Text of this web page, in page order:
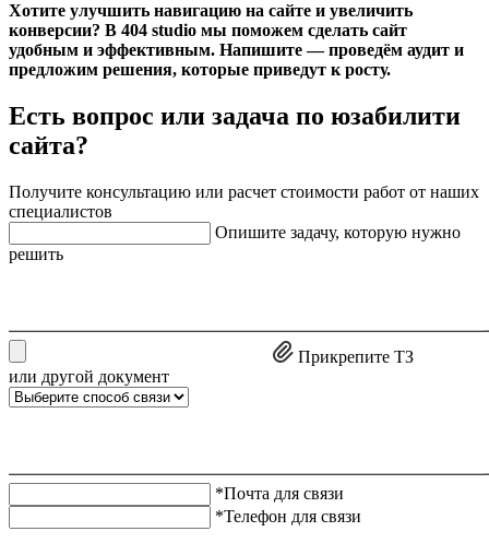
Хотите улучшить навигацию на сайте и увеличить
конверсии? В 404 studio мы поможем сделать сайт
удобным и эффективным. Напишите — проведём аудит и
предложим решения, которые приведут к росту.
Есть вопрос или задача по юзабилити
сайта?
Получите консультацию или расчет стоимости работ от наших
специалистов
Опишите задачу, которую нужно
решить
Прикрепите ТЗ
или другой документ
*Почта для связи
*Телефон для связи